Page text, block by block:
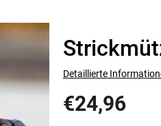
€24,96
Detaillierte